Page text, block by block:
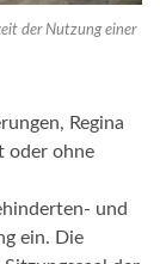
der Nutzung einer
Regina
oder ohne
und
ein. Die